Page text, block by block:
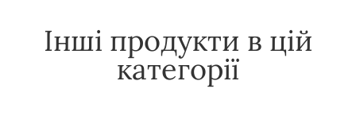
Інші продукти в цій
категорії